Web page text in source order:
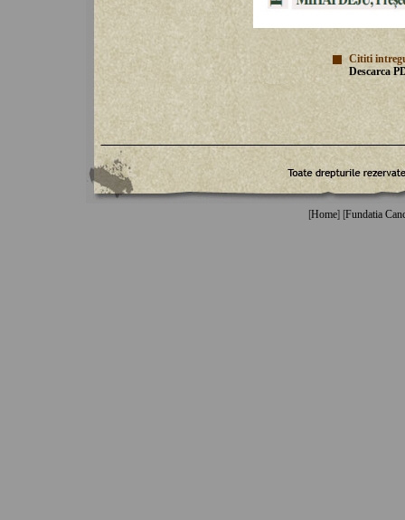
Cititi
Descarca
[Home] [Fundatia